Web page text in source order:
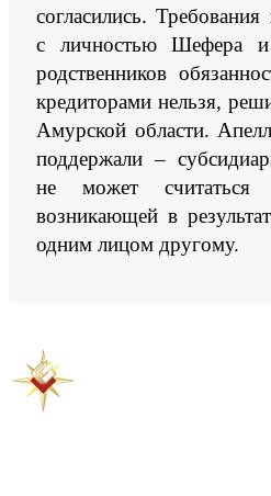
согласились.
с личностью Шефера
родственников
кредиторами нельзя,
Амурской области.
поддержали –
не может
возникающей в
одним лицом другому.